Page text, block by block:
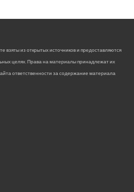
взяты из открытых источников и предоставляются
целях. Права на материалы принадлежат их
ответственности за содержание материала